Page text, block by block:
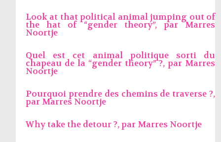
Look at that political animal jumping out of
the hat of “gender theory”, parMarres
Noortje
Quel est cet animal politique sorti du
chapeau de la “gender theory” ?, par Marres
Noortje
Pourquoi prendre des chemins de traverse ?,
par Marres Noortje
Why take the detour ?, par Marres Noortje